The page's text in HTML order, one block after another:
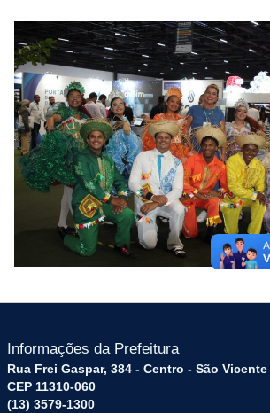
Informações da Prefeitura
Rua Frei Gaspar, 384 - Centro - São Vicente
CEP 11310-060
(13) 3579-1300